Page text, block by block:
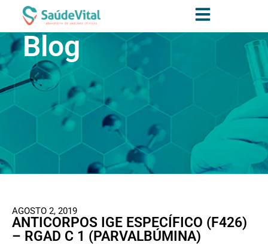
Blog
AGOSTO 2, 2019
ANTICORPOS IGE ESPECÍFICO (F426)
– RGAD C 1 (PARVALBÚMINA)